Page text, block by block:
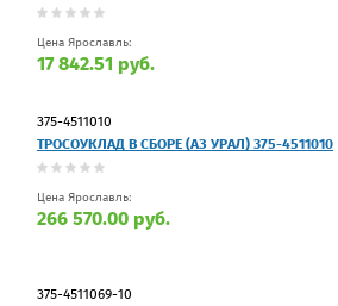
Цена Ярославль:
17 842.51 руб.
375-4511010
ТРОСОУКЛАД В СБОРЕ (АЗ УРАЛ) 375-4511010
Цена Ярославль:
266 570.00 руб.
375-4511069-10